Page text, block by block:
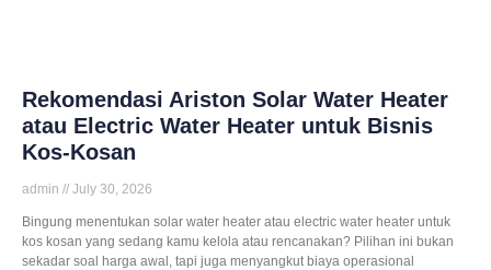
Rekomendasi Ariston Solar Water Heater
atau Electric Water Heater untuk Bisnis
Kos-Kosan
admin July 30, 2026
Bingung menentukan solar water heater atau electric water heater untuk
kos kosan yang sedang kamu kelola atau rencanakan? Pilihan ini bukan
sekadar soal harga awal, tapi juga menyangkut biaya operasional